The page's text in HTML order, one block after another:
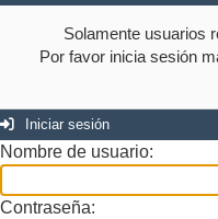
Solamente usuarios
Por favor inicia sesión
Iniciar sesión
Nombre de usuario:
Contraseña: